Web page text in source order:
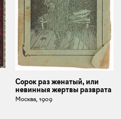
Сорок раз женатый, или
невинныя жертвы разврата
Москва, 1909